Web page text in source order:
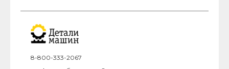
8-800-333-2067